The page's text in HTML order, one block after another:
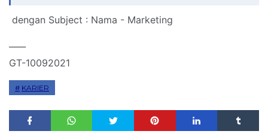
dengan Subject : Nama - Marketing
GT-10092021
KARIER